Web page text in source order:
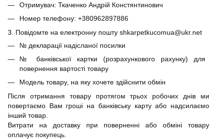
Отримувач: Ткаченко Андрій Констянтинович
Номер телефону: +380962897886
3. Повідомте на електронну пошту shkarpetkucomua@ukr.net
№ декларації надісланої посилки
№ банківської картки (розрахункового рахунку) для
повернення вартості товару
Модель товару, на яку хочете здійснити обмін
Після отримання товару протягом трьох робочих днів ми
повертаємо Вам гроші на банківську карту або надсилаємо
інший товар.
Витрати на доставку при поверненні або обміні товару
оплачує покупець.